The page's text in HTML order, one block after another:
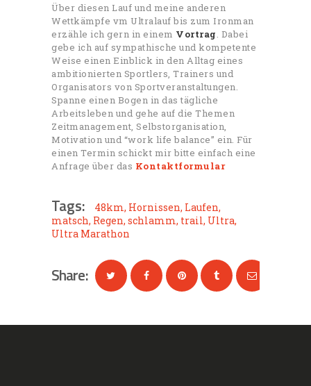
Über diesen Lauf und meine anderen
Wettkämpfe vm Ultralauf bis zum Ironman
erzähle ich gern in einem Vortrag. Dabei
gebe ich auf sympathische und kompetente
Weise einen Einblick in den Alltag eines
ambitionierten Sportlers, Trainers und
Organisators von Sportveranstaltungen.
Spanne einen Bogen in das tägliche
Arbeitsleben und gehe auf die Themen
Zeitmanagement, Selbstorganisation,
Motivation und “work life balance” ein. Für
einen Termin schickt mir bitte einfach eine
Anfrage über das Kontaktformular
Tags: 48km, Hornissen, Laufen,
matsch, Regen, schlamm, trail, Ultra,
Ultra Marathon
Share: